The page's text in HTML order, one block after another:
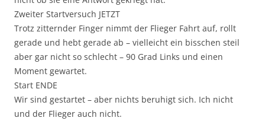
Zweiter Startversuch JETZT
Trotz zitternder Finger nimmt der Flieger Fahrt auf, rollt
gerade und hebt gerade ab – vielleicht ein bisschen steil
aber gar nicht so schlecht – 90 Grad Links und einen
Moment gewartet.
Start ENDE
Wir sind gestartet – aber nichts beruhigt sich. Ich nicht
und der Flieger auch nicht.